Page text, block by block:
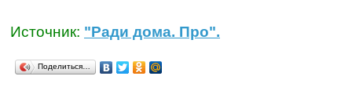
Источник: "Ради дома. Про".
Поделиться…